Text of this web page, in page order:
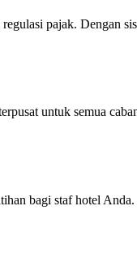
pajak. Dengan
untuk semua
bagi staf hotel